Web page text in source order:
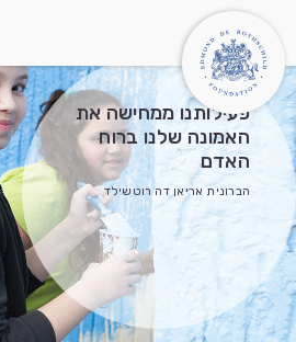
מי אנחנו
איך אנחנו פועלים
מה חדש
פעילותנו ממחישה את
האמונה שלנו ברוח
האדם
הברונית אריאן דה רוטשילד